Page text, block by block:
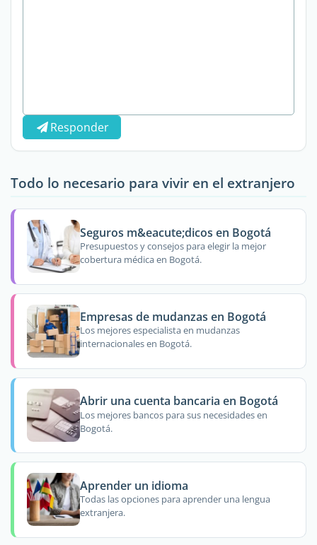
Responder
Todo lo necesario para vivir en el extranjero
Seguros m&eacute;dicos en Bogotá
Presupuestos y consejos para elegir la mejor
cobertura médica en Bogotá.
Empresas de mudanzas en Bogotá
Los mejores especialista en mudanzas
internacionales en Bogotá.
Abrir una cuenta bancaria en Bogotá
Los mejores bancos para sus necesidades en
Bogotá.
Aprender un idioma
Todas las opciones para aprender una lengua
extranjera.